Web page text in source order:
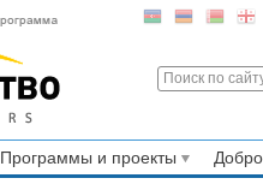
Программы и проекты